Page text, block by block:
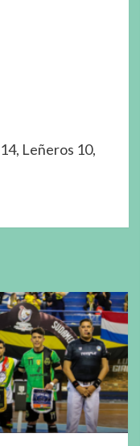
Leñeros 10,